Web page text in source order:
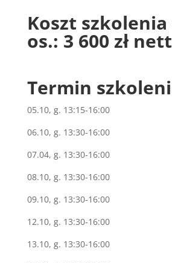
Koszt szkolenia
os.: 3 600 zł
Termin
05.10, g. 13:15-16:00
06.10, g. 13:30-16:00
07.04, g. 13:30-16:00
08.10, g. 13:30-16:00
09.10, g. 13:30-16:00
12.10, g. 13:30-16:00
13.10, g. 13:30-16:00